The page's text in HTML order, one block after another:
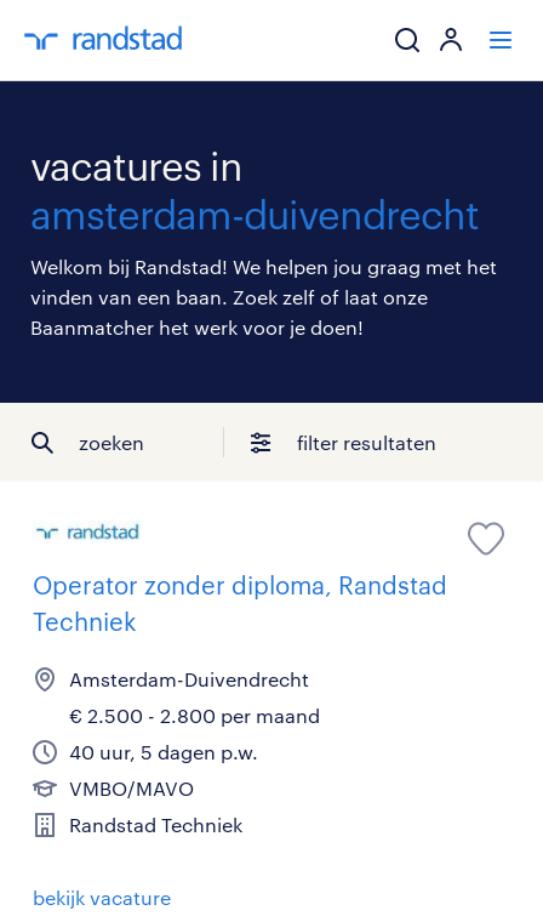
werkgevers
mijn carrière
over randstad
vacatures in
amsterdam-duivendrecht
Welkom bij Randstad! We helpen jou graag met het
vinden van een baan. Zoek zelf of laat onze
Baanmatcher het werk voor je doen!
zoeken filter resultaten
Operator zonder diploma, Randstad
Techniek
Amsterdam-Duivendrecht
€ 2.500 - 2.800 per maand
40 uur, 5 dagen p.w.
VMBO/MAVO
Randstad Techniek
bekijk vacature